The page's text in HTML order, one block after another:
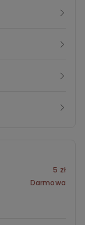
W produkcji
5 zł
Darmowa